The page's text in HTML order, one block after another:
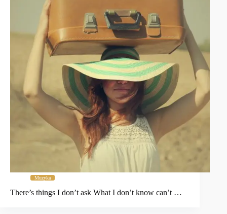
Muzyka
There’s things I don’t ask What I don’t know can’t …